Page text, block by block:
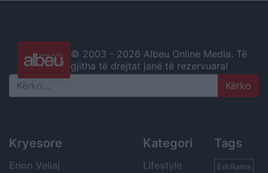
© 2003 - 2026 Albeu Online Media. Të
gjitha të drejtat janë të rezervuara!
Search
Kryesore
Erion Veliaj
Kategori
Lifestyle
Tags
Edi Rama